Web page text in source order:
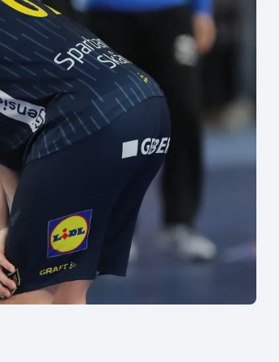
pětiboj
Olympijské hry
Parasport
Plážový volejbal
Triatlon
Veslování
Volejbal